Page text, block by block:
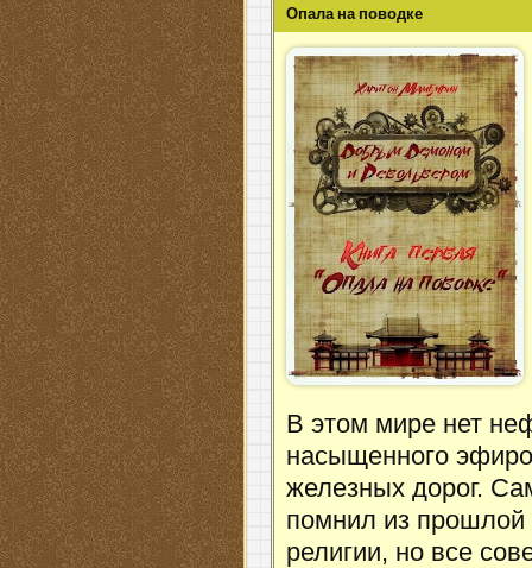
Опала на поводке
В этом мире нет
насыщенного
железных дорог.
помнил из прошлой
религии, но все